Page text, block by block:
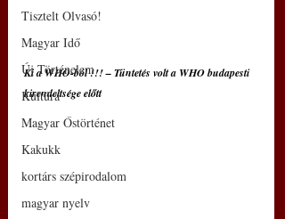
Tisztelt Olvasó!
Magyar Idő
Új Történelem
Kultúra
Magyar Őstörténet
Kakukk
kortárs szépirodalom
magyar nyelv
Ki a WHO-ból !!! – Tüntetés volt a WHO budapesti
kirendeltsége előtt